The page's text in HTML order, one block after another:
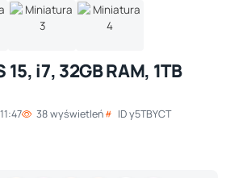
i7, 32GB RAM, 1TB
38 wyświetleń ID y5TBYCT